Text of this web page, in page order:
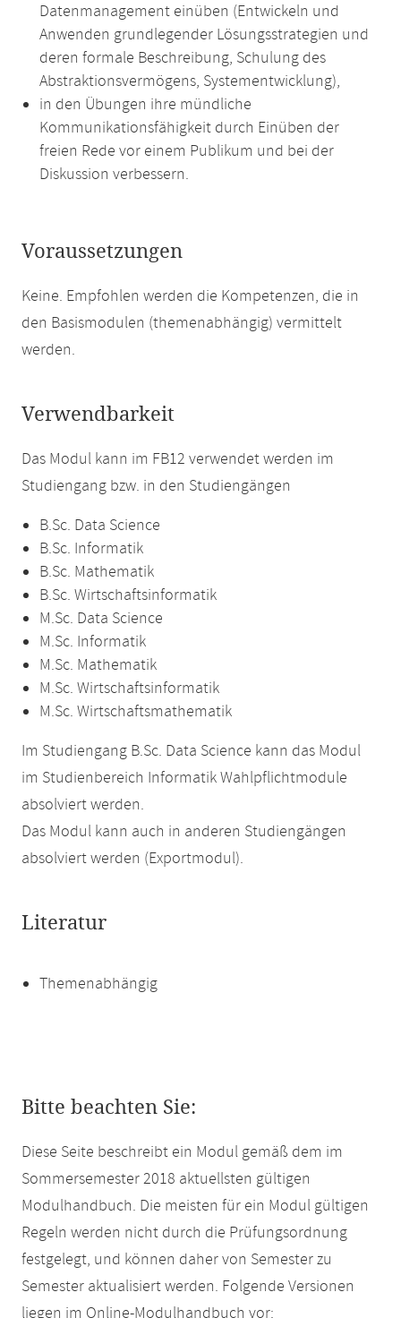
Datenmanagement einüben (Entwickeln und
Anwenden grundlegender Lösungsstrategien und
deren formale Beschreibung, Schulung des
Abstraktionsvermögens, Systementwicklung),
in den Übungen ihre mündliche
Kommunikationsfähigkeit durch Einüben der
freien Rede vor einem Publikum und bei der
Diskussion verbessern.
Voraussetzungen
Keine. Empfohlen werden die Kompetenzen, die in
den Basismodulen (themenabhängig) vermittelt
werden.
Verwendbarkeit
Das Modul kann im FB12 verwendet werden im
Studiengang bzw. in den Studiengängen
B.Sc. Data Science
B.Sc. Informatik
B.Sc. Mathematik
B.Sc. Wirtschaftsinformatik
M.Sc. Data Science
M.Sc. Informatik
M.Sc. Mathematik
M.Sc. Wirtschaftsinformatik
M.Sc. Wirtschaftsmathematik
Im Studiengang B.Sc. Data Science kann das Modul
im Studienbereich Informatik Wahlpflichtmodule
absolviert werden.
Das Modul kann auch in anderen Studiengängen
absolviert werden (Exportmodul).
Literatur
Themenabhängig
Bitte beachten Sie:
Diese Seite beschreibt ein Modul gemäß dem im
Sommersemester 2018 aktuellsten gültigen
Modulhandbuch. Die meisten für ein Modul gültigen
Regeln werden nicht durch die Prüfungsordnung
festgelegt, und können daher von Semester zu
Semester aktualisiert werden. Folgende Versionen
liegen im Online-Modulhandbuch vor: